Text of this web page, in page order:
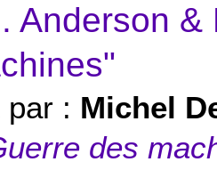
Anderson &
par : Michel
des